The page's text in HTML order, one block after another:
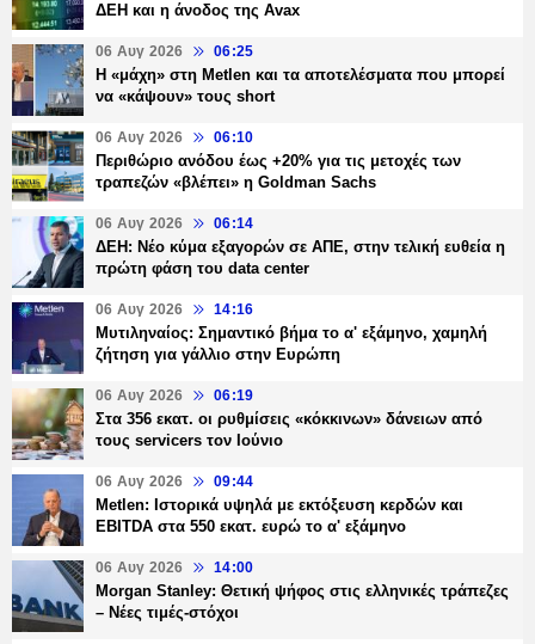
ΔΕΗ και η άνοδος της Avax
06 Αυγ 2026 06:25
H «μάχη» στη Metlen και τα αποτελέσματα που μπορεί
να «κάψουν» τους short
06 Αυγ 2026 06:10
Περιθώριο ανόδου έως +20% για τις μετοχές των
τραπεζών «βλέπει» η Goldman Sachs
06 Αυγ 2026 06:14
ΔΕΗ: Νέο κύμα εξαγορών σε ΑΠΕ, στην τελική ευθεία η
πρώτη φάση του data center
06 Αυγ 2026 14:16
Μυτιληναίος: Σημαντικό βήμα το α' εξάμηνο, χαμηλή
ζήτηση για γάλλιο στην Ευρώπη
06 Αυγ 2026 06:19
Στα 356 εκατ. οι ρυθμίσεις «κόκκινων» δάνειων από
τους servicers τον Ιούνιο
06 Αυγ 2026 09:44
Metlen: Ιστορικά υψηλά με εκτόξευση κερδών και
EBITDA στα 550 εκατ. ευρώ το α' εξάμηνο
06 Αυγ 2026 14:00
Morgan Stanley: Θετική ψήφος στις ελληνικές τράπεζες
– Νέες τιμές-στόχοι